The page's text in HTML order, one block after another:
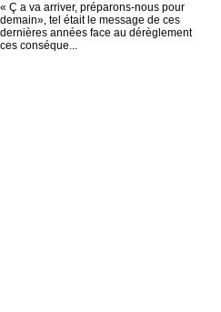
« Ç a va arriver, préparons-nous pour
demain», tel était le message de ces
dernières années face au dérèglement
conséque...